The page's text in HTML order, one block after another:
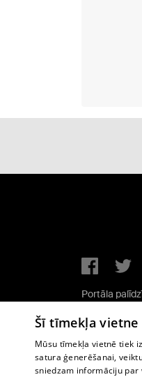
Portāla
Copyright ©
Šī tīmekļa
Mūsu tīmekļa vietnē tiek
satura ģenerēšanai,
sniedzam informāciju par